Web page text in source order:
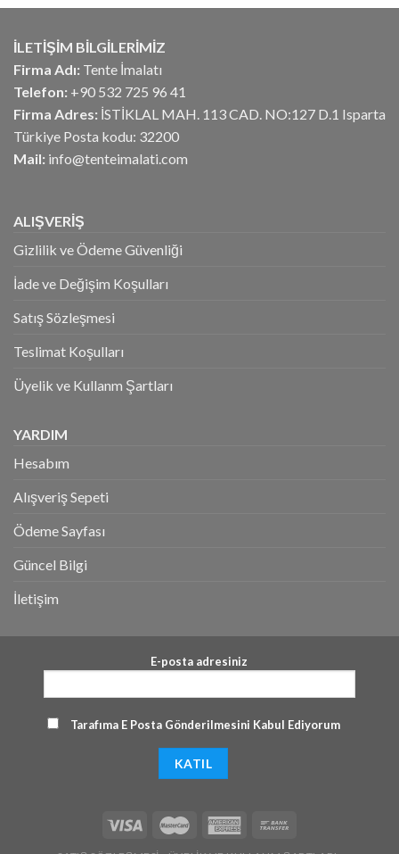
₺44.161,20.fiyat:
İLETİŞİM BİLGİLERİMİZ
Firma Adı: Tente İmalatı
Telefon: +90 532 725 96 41
Firma Adres: İSTİKLAL MAH. 113 CAD. NO:127 D.1 Isparta
Türkiye Posta kodu: 32200
Mail: info@tenteimalati.com
ALIŞVERİŞ
Gizlilik ve Ödeme Güvenliği
İade ve Değişim Koşulları
Satış Sözleşmesi
Teslimat Koşulları
Üyelik ve Kullanm Şartları
YARDIM
Hesabım
Alışveriş Sepeti
Ödeme Sayfası
Güncel Bilgi
İletişim
E-posta adresiniz
Tarafıma E Posta Gönderilmesini Kabul Ediyorum